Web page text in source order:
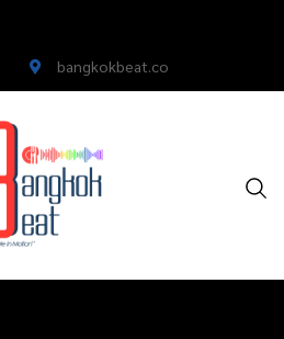
bangkokbeat.co